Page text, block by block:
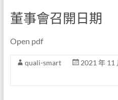
董事會召開日期
Open pdf
quali-smart 2021 年 11